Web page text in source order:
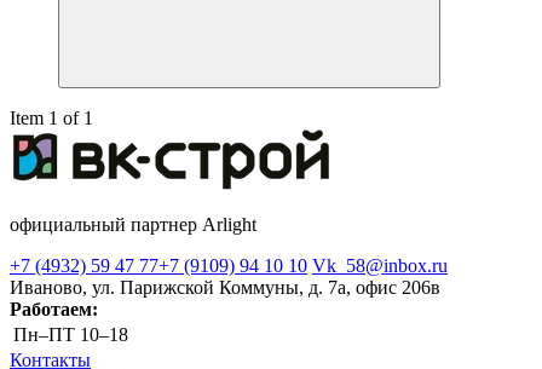
Item 1 of 1
официальный партнер Arlight
+7 (4932) 59 47 77+7 (9109) 94 10 10 Vk_58@inbox.ru
Иваново, ул. Парижской Коммуны, д. 7а, офис 206в
Работаем:
Пн–ПТ 10–18
Контакты